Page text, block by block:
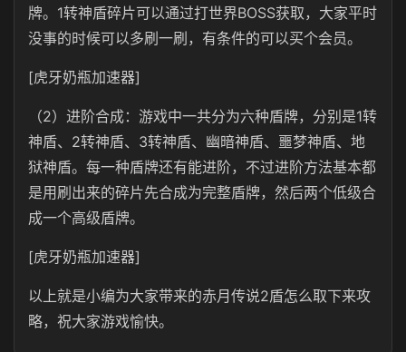
牌。1转神盾碎片可以通过打世界BOSS获取，大家平时
没事的时候可以多刷一刷，有条件的可以买个会员。
[虎牙奶瓶加速器]
（2）进阶合成：游戏中一共分为六种盾牌，分别是1转
神盾、2转神盾、3转神盾、幽暗神盾、噩梦神盾、地
狱神盾。每一种盾牌还有能进阶，不过进阶方法基本都
是用刷出来的碎片先合成为完整盾牌，然后两个低级合
成一个高级盾牌。
[虎牙奶瓶加速器]
以上就是小编为大家带来的赤月传说2盾怎么取下来攻
略，祝大家游戏愉快。